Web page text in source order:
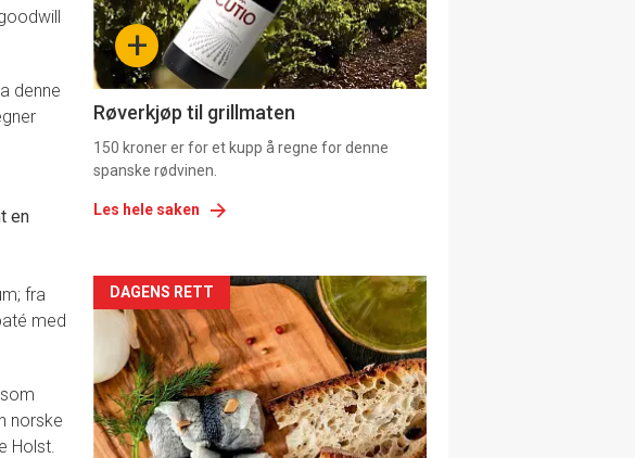
denne
en
fra
med
norske
Holst.
section
11
Dagens
rett
2
+
Røverkjøp til grillmaten
150 kroner er for et kupp å regne for denne
spanske rødvinen.
Les hele saken
Artikler
detail
-
section
DAGENS RETT